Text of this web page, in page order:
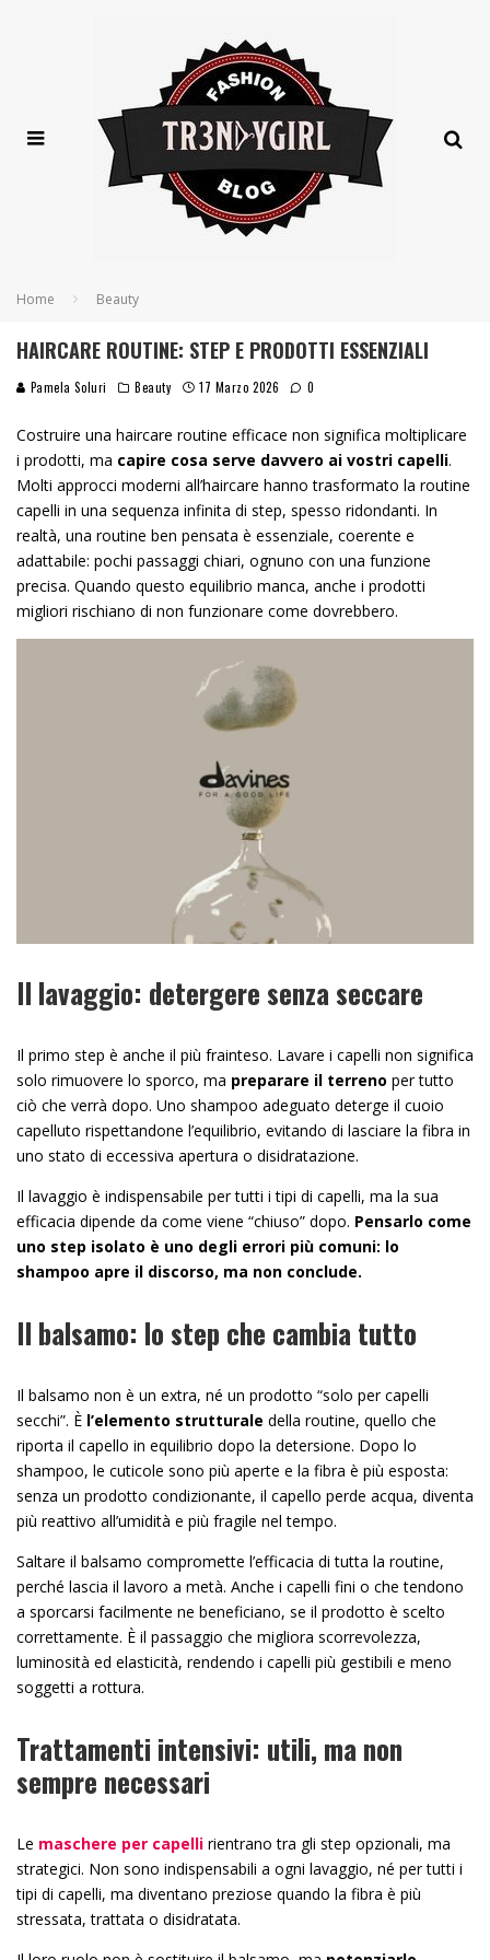
Home Beauty
HAIRCARE ROUTINE: STEP E PRODOTTI ESSENZIALI
Pamela Soluri Beauty 17 Marzo 2026 0
Costruire una haircare routine efficace non significa moltiplicare
i prodotti, ma capire cosa serve davvero ai vostri capelli.
Molti approcci moderni all’haircare hanno trasformato la routine
capelli in una sequenza infinita di step, spesso ridondanti. In
realtà, una routine ben pensata è essenziale, coerente e
adattabile: pochi passaggi chiari, ognuno con una funzione
precisa. Quando questo equilibrio manca, anche i prodotti
migliori rischiano di non funzionare come dovrebbero.
Il lavaggio: detergere senza seccare
Il primo step è anche il più frainteso. Lavare i capelli non significa
solo rimuovere lo sporco, ma preparare il terreno per tutto
ciò che verrà dopo. Uno shampoo adeguato deterge il cuoio
capelluto rispettandone l’equilibrio, evitando di lasciare la fibra in
uno stato di eccessiva apertura o disidratazione.
Il lavaggio è indispensabile per tutti i tipi di capelli, ma la sua
efficacia dipende da come viene “chiuso” dopo. Pensarlo come
uno step isolato è uno degli errori più comuni: lo
shampoo apre il discorso, ma non conclude.
Il balsamo: lo step che cambia tutto
Il balsamo non è un extra, né un prodotto “solo per capelli
secchi”. È l’elemento strutturale della routine, quello che
riporta il capello in equilibrio dopo la detersione. Dopo lo
shampoo, le cuticole sono più aperte e la fibra è più esposta:
senza un prodotto condizionante, il capello perde acqua, diventa
più reattivo all’umidità e più fragile nel tempo.
Saltare il balsamo compromette l’efficacia di tutta la routine,
perché lascia il lavoro a metà. Anche i capelli fini o che tendono
a sporcarsi facilmente ne beneficiano, se il prodotto è scelto
correttamente. È il passaggio che migliora scorrevolezza,
luminosità ed elasticità, rendendo i capelli più gestibili e meno
soggetti a rottura.
Trattamenti intensivi: utili, ma non
sempre necessari
Le maschere per capelli rientrano tra gli step opzionali, ma
strategici. Non sono indispensabili a ogni lavaggio, né per tutti i
tipi di capelli, ma diventano preziose quando la fibra è più
stressata, trattata o disidratata.